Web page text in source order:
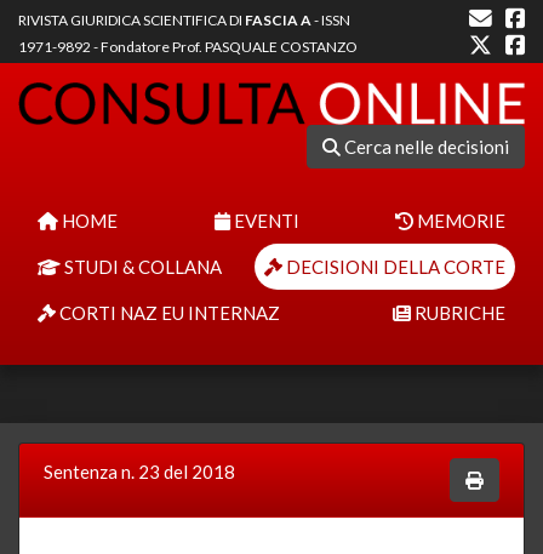
RIVISTA GIURIDICA SCIENTIFICA DI FASCIA A- ISSN
1971-9892 - Fondatore Prof. PASQUALE COSTANZO
Cerca nelle decisioni
HOME EVENTI MEMORIE
STUDI & COLLANA DECISIONI DELLA CORTE
CORTI NAZ EU INTERNAZ RUBRICHE
Sentenza n. 23 del 2018